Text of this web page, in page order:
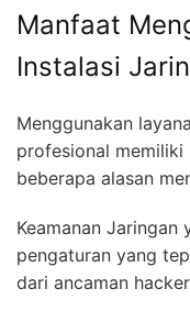
Manfaat
Instalasi
Menggunakan
profesional memiliki
beberapa alasan
Keamanan Jaringan
pengaturan yang
dari ancaman